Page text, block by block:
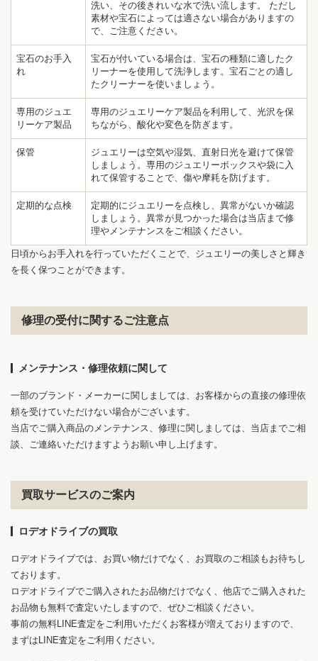
洗い、その後きれいな水で洗い流します。 ただし
素材や宝石によっては適さない場合がありますの
で、ご注意ください。
宝石のお手入
れ
宝石が付いている場合は、宝石の種類に適したク
リーナーを使用して洗浄します。宝石ごとの適し
たクリーナーを使いましょう。
専用のジュエ
リーケア製品
専用のジュエリーケア製品を利用して、光沢を保
ちながら、酸化や変色を防ぎます。
保管
ジュエリーは空気や湿気、直射日光を避けて保管
しましょう。専用のジュエリーボックスや袋に入
れて保管することで、傷や摩耗を防げます。
定期的な点検
定期的にジュエリーを点検し、異常がないか確認
しましょう。異常が見つかった場合は当店まで修
理やメンテナンスをご相談ください。
日頃からお手入れを行っていただくことで、ジュエリーの美しさと輝き
を長く保つことができます。
修理の受付に関するご注意点
メンテナンス・修理依頼に関して
一部のブランド・メーカーに関しましては、お客様からの直接の修理依
頼を受けていただけない場合がございます。
当店でご購入商品のメンテナンス、修理に関しましては、当店までご相
談、ご連絡いただけますようお願い申し上げます。
買取サービスのご案内
ロデオドライブの買取
ロデオドライブでは、お買い物だけでなく、お買取のご相談もお待ちし
ております。
ロデオドライブでご購入されたお品物だけでなく、他店でご購入された
お品物も無料で査定いたしますので、ぜひご相談ください。
事前の無料LINE査定をご利用いただくお客様が増えておりますので、
まずはLINE査定をご利用ください。
1 6